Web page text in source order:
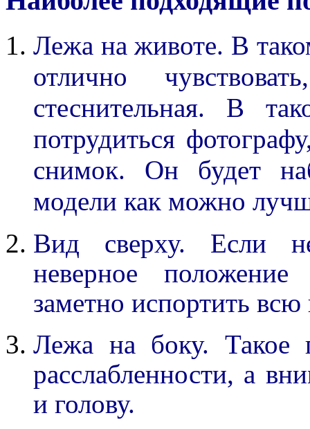
Лежа на животе. В
отлично
стеснительная. В
потрудиться
снимок. Он будет
модели как можно
Вид сверху. Если
неверное
заметно испортить
Лежа на боку. Такое
расслабленности, а
и голову.